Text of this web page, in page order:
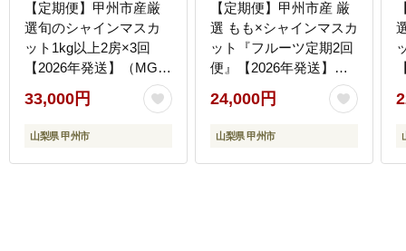
【定期便】甲州市産厳
選旬のシャインマスカ
ット1kg以上2房×3回
【2026年発送】（MG）
33,000円
山梨県 甲州市
【定期便】甲州市産 厳
選 もも×シャインマスカ
ット『フルーツ定期2回
便』【2026年発送】
（APX）C-175
24,000円
山梨県 甲州市